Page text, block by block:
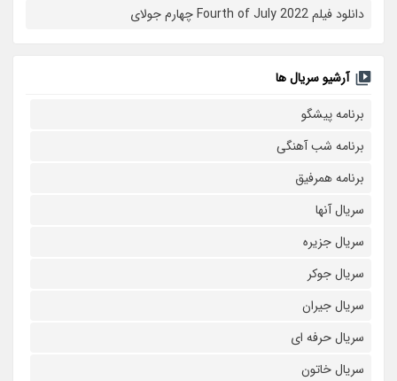
دانلود فیلم Fourth of July 2022 چهارم جولای
آرشیو سریال ها
برنامه پیشگو
برنامه شب آهنگی
برنامه همرفیق
سریال آنها
سریال جزیره
سریال جوکر
سریال جیران
سریال حرفه ای
سریال خاتون